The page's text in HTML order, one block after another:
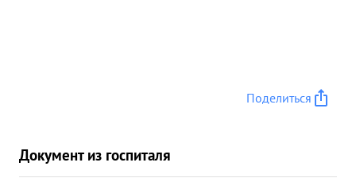
Поделиться
Документ из госпиталя